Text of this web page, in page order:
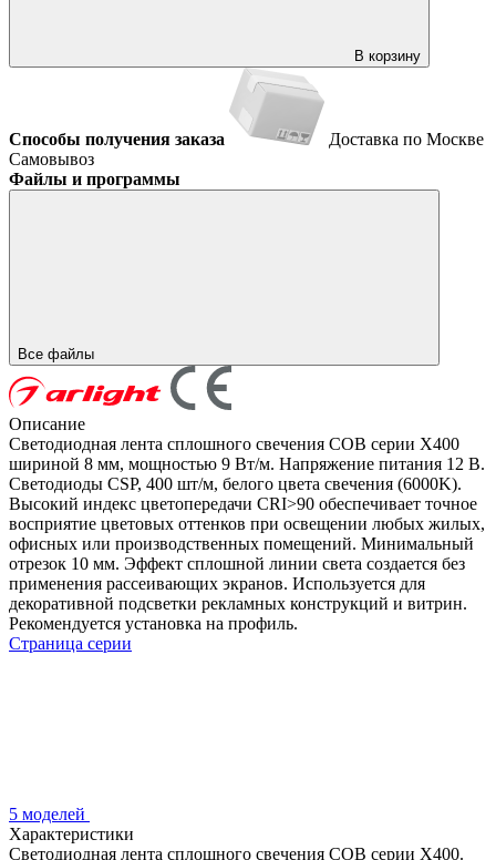
В корзину
Способы получения заказа
Доставка по Москве
Самовывоз
Файлы и программы
Все файлы
Описание
Светодиодная лента сплошного свечения COB серии X400
шириной 8 мм, мощностью 9 Вт/м. Напряжение питания 12 В.
Светодиоды CSP, 400 шт/м, белого цвета свечения (6000K).
Высокий индекс цветопередачи CRI>90 обеспечивает точное
восприятие цветовых оттенков при освещении любых жилых,
офисных или производственных помещений. Минимальный
отрезок 10 мм. Эффект сплошной линии света создается без
применения рассеивающих экранов. Используется для
декоративной подсветки рекламных конструкций и витрин.
Рекомендуется установка на профиль.
Страница серии
5 моделей
Характеристики
Светодиодная лента сплошного свечения COB серии X400.